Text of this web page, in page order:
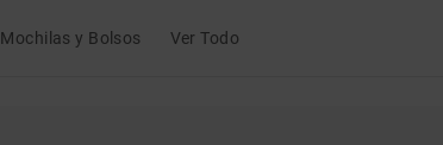
Mochilas y Bolsos Ver Todo